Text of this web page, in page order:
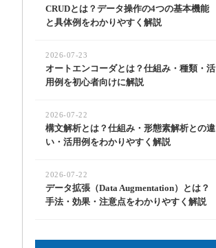
CRUDとは？データ操作の4つの基本機能
と具体例をわかりやすく解説
オートエンコーダとは？仕組み・種類・活
用例を初心者向けに解説
2026-07-23
構文解析とは？仕組み・形態素解析との違
い・活用例をわかりやすく解説
2026-07-22
データ拡張（Data Augmentation）とは？
手法・効果・注意点をわかりやすく解説
2026-07-22